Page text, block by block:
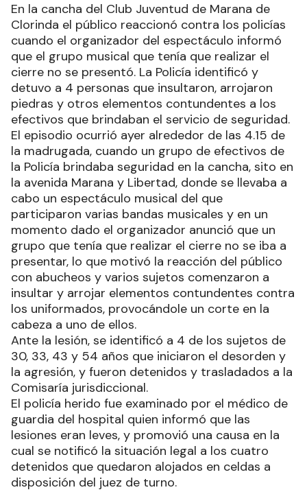
En la cancha del Club Juventud de Marana de
Clorinda el público reaccionó contra los policías
cuando el organizador del espectáculo informó
que el grupo musical que tenía que realizar el
cierre no se presentó. La Policía identificó y
detuvo a 4 personas que insultaron, arrojaron
piedras y otros elementos contundentes a los
efectivos que brindaban el servicio de seguridad.
El episodio ocurrió ayer alrededor de las 4.15 de
la madrugada, cuando un grupo de efectivos de
la Policía brindaba seguridad en la cancha, sito en
la avenida Marana y Libertad, donde se llevaba a
cabo un espectáculo musical del que
participaron varias bandas musicales y en un
momento dado el organizador anunció que un
grupo que tenía que realizar el cierre no se iba a
presentar, lo que motivó la reacción del público
con abucheos y varios sujetos comenzaron a
insultar y arrojar elementos contundentes contra
los uniformados, provocándole un corte en la
cabeza a uno de ellos.
Ante la lesión, se identificó a 4 de los sujetos de
30, 33, 43 y 54 años que iniciaron el desorden y
la agresión, y fueron detenidos y trasladados a la
Comisaría jurisdiccional.
El policía herido fue examinado por el médico de
guardia del hospital quien informó que las
lesiones eran leves, y promovió una causa en la
cual se notificó la situación legal a los cuatro
detenidos que quedaron alojados en celdas a
disposición del juez de turno.